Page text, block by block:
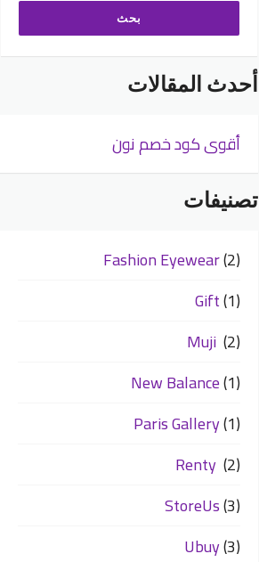
أحدث المقالات
أقوى كود خصم نون
تصنيفات
Fashion Eyewear(2)
Gift(1)
Muji (2)
New Balance(1)
Paris Gallery(1)
Renty (2)
StoreUs(3)
Ubuy(3)